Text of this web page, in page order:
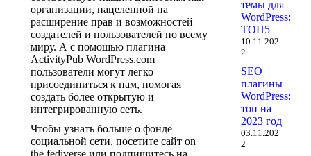
организации, нацеленной на
расширение прав и возможностей
создателей и пользователей по всему
миру. А с помощью плагина
ActivityPub WordPress.com
пользователи могут легко
присоединиться к нам, помогая
создать более открытую и
интегрированную сеть.
Чтобы узнать больше о фонде
социальной сети, посетите сайт on
the fediverse или подпишитесь на
темы для
WordPress:
ТОП5
10.11.202
2
SEO
плагины
WordPress:
топ на
2023 год
03.11.202
2